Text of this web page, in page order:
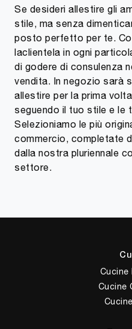
Se desideri allestire gli
stile, ma senza
posto perfetto per te.
laclientela in ogni
di godere di consulenza
vendita. In negozio sarà
allestire per la prima
seguendo il tuo stile e le
Selezioniamo le più
commercio, completate
dalla nostra pluriennale
settore.
Cucine
Cucine